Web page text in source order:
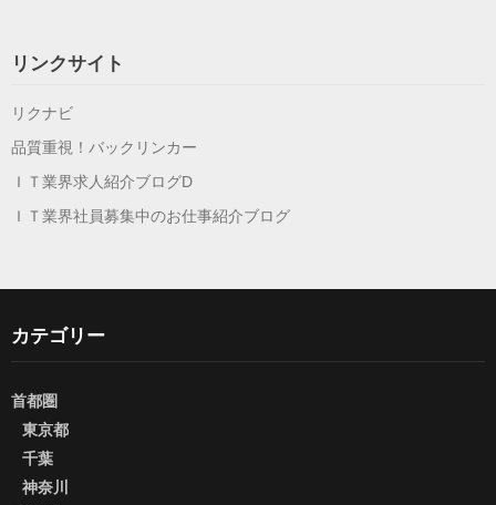
リンクサイト
リクナビ
品質重視！バックリンカー
ＩＴ業界求人紹介ブログD
ＩＴ業界社員募集中のお仕事紹介ブログ
カテゴリー
首都圏
東京都
千葉
神奈川